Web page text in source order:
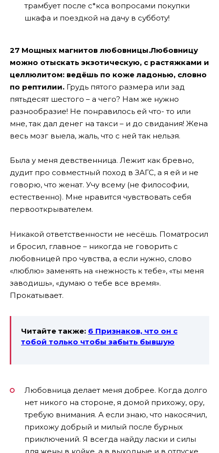
трамбует после с*кса вопросами покупки
шкафа и поездкой на дачу в субботу!
27 Мощных магнитов любовницы.Любовницу
можно отыскать экзотическую, с растяжками и
целлюлитом: ведёшь по коже ладонью, словно
по рептилии. Грудь пятого размера или зад
пятьдесят шестого – а чего? Нам же нужно
разнообразие! Не понравилось ей что- то или
мне, так дал денег на такси – и до свидания! Жена
весь мозг выела, жаль, что с ней так нельзя.
Была у меня девственница. Лежит как бревно,
дудит про совместный поход в ЗАГС, а я ей и не
говорю, что женат. Учу всему (не философии,
естественно). Мне нравится чувствовать себя
первооткрывателем.
Никакой ответственности не несёшь. Поматросил
и бросил, главное – никогда не говорить с
любовницей про чувства, а если нужно, слово
«люблю» заменять на «нежность к тебе», «ты меня
заводишь», «думаю о тебе все время».
Прокатывает.
Читайте также: 6 Признаков, что он с
тобой только чтобы забыть бывшую
Любовница делает меня добрее. Когда долго
нет никого на стороне, я домой прихожу, ору,
требую внимания. А если знаю, что накосячил,
прихожу добрый и милый после бурных
приключений. Я всегда найду ласки и силы